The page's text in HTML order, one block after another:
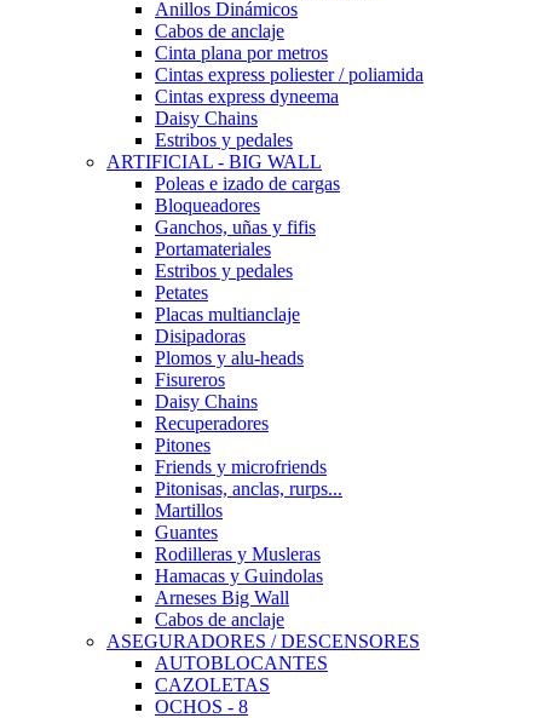
Anillos Dinámicos
Cabos de anclaje
Cinta plana por metros
Cintas express poliester / poliamida
Cintas express dyneema
Daisy Chains
Estribos y pedales
ARTIFICIAL - BIG WALL
Poleas e izado de cargas
Bloqueadores
Ganchos, uñas y fifis
Portamateriales
Estribos y pedales
Petates
Placas multianclaje
Disipadoras
Plomos y alu-heads
Fisureros
Daisy Chains
Recuperadores
Pitones
Friends y microfriends
Pitonisas, anclas, rurps...
Martillos
Guantes
Rodilleras y Musleras
Hamacas y Guindolas
Arneses Big Wall
Cabos de anclaje
ASEGURADORES / DESCENSORES
AUTOBLOCANTES
CAZOLETAS
OCHOS - 8